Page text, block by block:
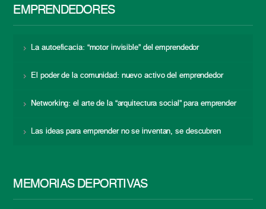
EMPRENDEDORES
La autoeficacia: “motor invisible” del emprendedor
El poder de la comunidad: nuevo activo del emprendedor
Networking: el arte de la “arquitectura social” para emprender
Las ideas para emprender no se inventan, se descubren
MEMORIAS DEPORTIVAS